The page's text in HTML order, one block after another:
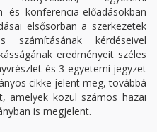
és konferencia-előadásokban
elsősorban a szerkezetek
számításának kérdéseivel
eredményeit széles
és 3 egyetemi jegyzet
cikke jelent meg, továbbá
amelyek közül számos hazai
is megjelent.